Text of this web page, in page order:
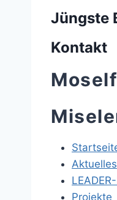
Jüngste
Kontakt
Aktuelles
Projekte